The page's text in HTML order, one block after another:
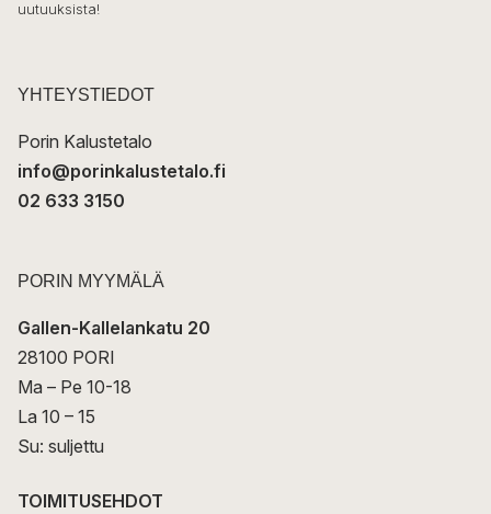
k
t
uutuuksista!
YHTEYSTIEDOT
Porin Kalustetalo
info@porinkalustetalo.fi
02 633 3150
PORIN MYYMÄLÄ
Gallen-Kallelankatu 20
28100 PORI
Ma – Pe 10-18
La 10 – 15
Su: suljettu
TOIMITUSEHDOT